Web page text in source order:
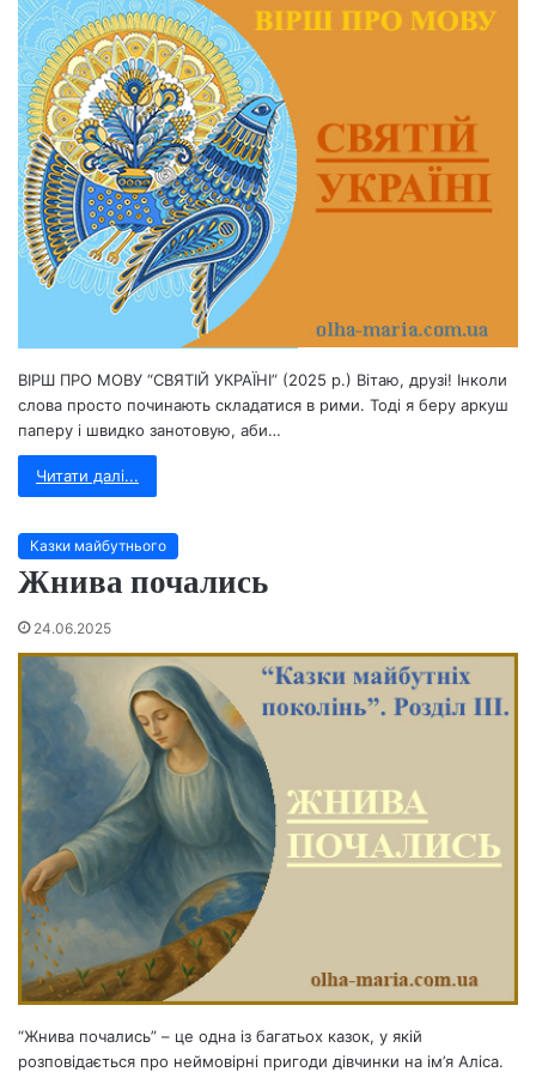
ВІРШ ПРО МОВУ “СВЯТІЙ УКРАЇНІ” (2025 р.) Вітаю, друзі! Інколи
слова просто починають складатися в рими. Тоді я беру аркуш
паперу і швидко занотовую, аби…
Читати далі...
Казки майбутнього
Жнива почались
24.06.2025
“Жнива почались” – це одна із багатьох казок, у якій
розповідається про неймовірні пригоди дівчинки на ім’я Аліса.